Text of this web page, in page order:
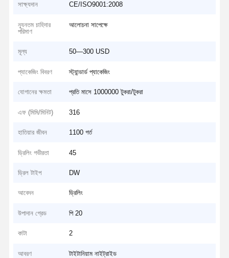
সাক্ষ্যদান CE/ISO9001:2008
ন্যূনতম চাহিদার
পরিমাণ
আলোচনা সাপেক্ষে
মূল্য 50—300 USD
প্যাকেজিং বিবরণ স্ট্যান্ডার্ড প্যাকেজিং
যোগানের ক্ষমতা প্রতি মাসে 1000000 টুকরা/টুকরা
এফ (মিমি/মিনিট) 316
হাতিয়ার জীবন 1100 গর্ত
ড্রিলিং গভীরতা 45
ড্রিল টাইপ DW
আবেদন ড্রিলিং
উপাদান গ্রেড পি 20
কাটা 2
আবরণ টাইটানিয়াম নাইট্রাইড